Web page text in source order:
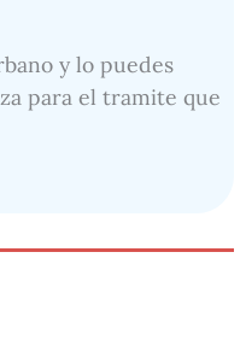
y lo puedes
para el tramite que